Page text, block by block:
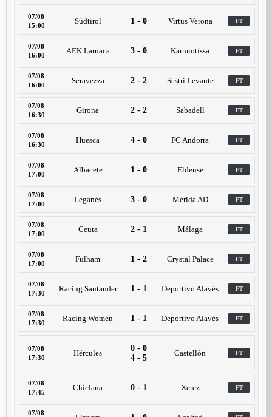
07/08
15:00
Südtirol 1 - 0 Virtus Verona FT
07/08
16:00
AEK Larnaca 3 - 0 Karmiotissa FT
07/08
16:00
Seravezza 2 - 2 Sestri Levante FT
07/08
16:30
Girona 2 - 2 Sabadell FT
07/08
16:30
Huesca 4 - 0 FC Andorra FT
07/08
17:00
Albacete 1 - 0 Eldense FT
07/08
17:00
Leganés 3 - 0 Mérida AD FT
07/08
17:00
Ceuta 2 - 1 Málaga FT
07/08
17:00
Fulham 1 - 2 Crystal Palace FT
07/08
17:30
Racing Santander 1 - 1 Deportivo Alavés FT
07/08
17:30
Racing Women 1 - 1 Deportivo Alavés FT
07/08
17:30
Hércules
0 - 0
4 - 5
Castellón FT
07/08
17:45
Chiclana 0 - 1 Xerez FT
07/08